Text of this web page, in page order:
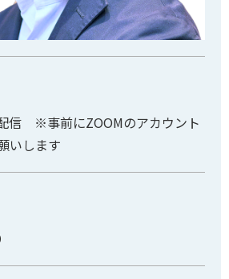
信 ※事前にZOOMのアカウント
いします